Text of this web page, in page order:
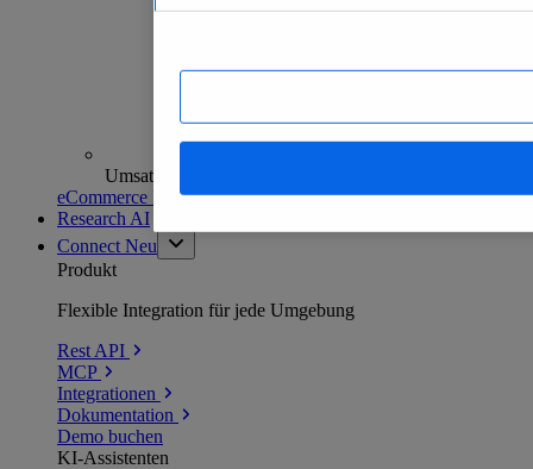
Umsatzanalysen und -prognosen
eCommerce Insights entdecken
Research AI
Connect Neu
Produkt
Flexible Integration für jede Umgebung
Rest API
MCP
Integrationen
Dokumentation
Demo buchen
KI-Assistenten